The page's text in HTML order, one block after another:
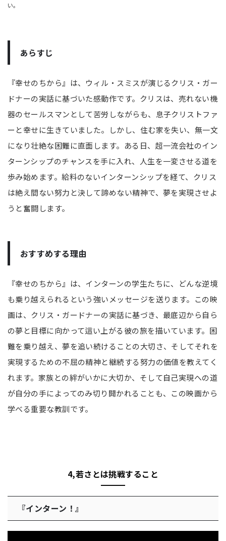
い。
あらすじ
『幸せのちから』は、ウィル・スミスが演じるクリス・ガー
ドナーの実話に基づいた感動作です。クリスは、売れない機
器のセールスマンとして苦労しながらも、息子クリストファ
ーと幸せに生きていました。しかし、住む家を失い、無一文
になり壮絶な困難に直面します。ある日、超一流会社のイン
ターンシップのチャンスを手に入れ、人生を一変させる道を
歩み始めます。給料のないインターンシップを経て、クリス
は絶え間ない努力と決して諦めない精神で、夢を実現させよ
うと奮闘します。
おすすめする理由
『幸せのちから』は、インターンの学生たちに、どんな逆境
も乗り越えられるという強いメッセージを送ります。この映
画は、クリス・ガードナーの実話に基づき、最底辺から自ら
の夢と目標に向かって這い上がる彼の旅を描いています。困
難を乗り越え、夢を追い続けることの大切さ、そしてそれを
実現するための不屈の精神と継続する努力の価値を教えてく
れます。家族との絆がいかに大切か、そして自己実現への道
が自分の手によってのみ切り開かれることも、この映画から
学べる重要な教訓です。
4,若さとは挑戦すること
『インターン！』